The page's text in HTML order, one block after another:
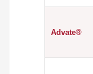
Advate®